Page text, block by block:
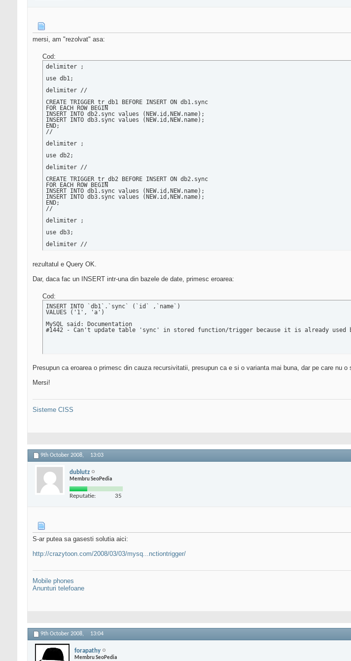
mersi, am "rezolvat" asa:
Cod:
delimiter ;
use db1;
delimiter //
CREATE TRIGGER tr_db1 BEFORE INSERT ON db1.sync
FOR EACH ROW BEGIN
INSERT INTO db2.sync values (NEW.id,NEW.name);
INSERT INTO db3.sync values (NEW.id,NEW.name);
END;
//
delimiter ;
use db2;
delimiter //
CREATE TRIGGER tr_db2 BEFORE INSERT ON db2.sync
FOR EACH ROW BEGIN
INSERT INTO db1.sync values (NEW.id,NEW.name);
INSERT INTO db3.sync values (NEW.id,NEW.name);
END;
//
delimiter ;
use db3;
delimiter //
FOR EACH ROW BEGIN
INSERT INTO db1.sync values (NEW.id,NEW.name);
END;
delimiter ;
rezultatul e Query OK.
Dar, daca fac un INSERT intr-una din bazele de date, primesc eroarea:
Cod:
INSERT INTO `db1`.`sync` (`id` ,`name`)
VALUES ('1', 'a')
MySQL said: Documentation
#1442 - Can't update table 'sync' in stored function/trigger because it is already used
Presupun ca eroarea o primesc din cauza recursivitatii, presupun ca e si o varianta mai buna, dar pe care nu o
Mersi!
Sisteme CISS
9th October 2008, 13:03
dublutz
Membru SeoPedia
Reputatie: 35
S-ar putea sa gasesti solutia aici:
http://crazytoon.com/2008/03/03/mysq...nctiontrigger/
Mobile phones
Anunturi telefoane
9th October 2008, 13:04
forapathy
Membru SeoPedia